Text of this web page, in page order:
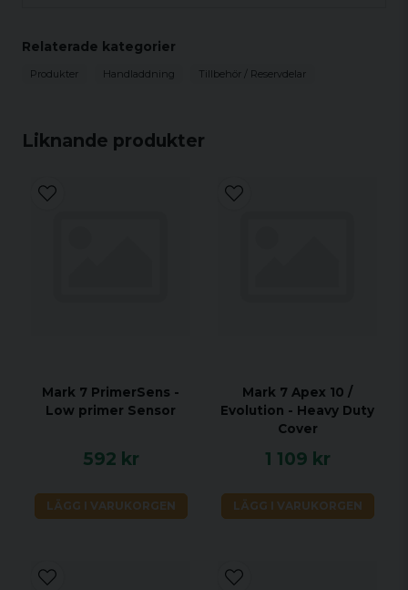
Liknande produkter
Mark 7 PrimerSens -
Low primer Sensor
592 kr
LÄGG I VARUKORGEN
Mark 7 Apex 10 /
Evolution - Heavy Duty
Cover
1 109 kr
LÄGG I VARUKORGEN
seating/crimping-die. Om du har en GSI
tillsammans med standard seating/crimping-dies.
Relaterade kategorier
Produkter Handladdning Tillbehör / Reservdelar